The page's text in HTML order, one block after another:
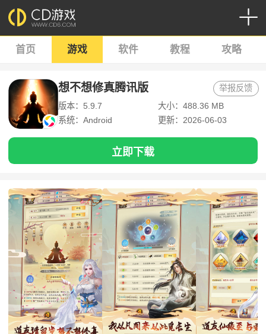
首页 游戏 软件 教程 攻略
想不想修真腾讯版
版本：5.9.7
大小：488.36 MB
系统：Android
更新：2026-06-03
举报反馈
立即下载